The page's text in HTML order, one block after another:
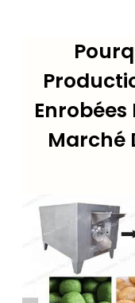
Enrobées
Marché